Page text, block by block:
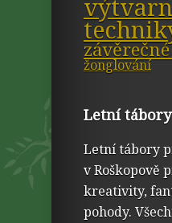
žonglování
Letní
Letní tábory
v Roškopově
kreativity,
pohody.